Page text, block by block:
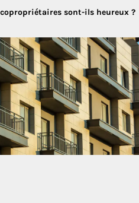
copropriétaires sont-ils heureux ?